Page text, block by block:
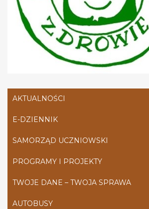
AKTUALNOŚCI
E-DZIENNIK
SAMORZĄD UCZNIOWSKI
PROGRAMY I PROJEKTY
TWOJE DANE – TWOJA SPRAWA
AUTOBUSY